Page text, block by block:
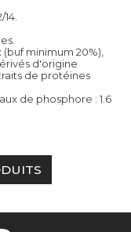
minimum 20%),
d'origine
de protéines
de phosphore : 1.6